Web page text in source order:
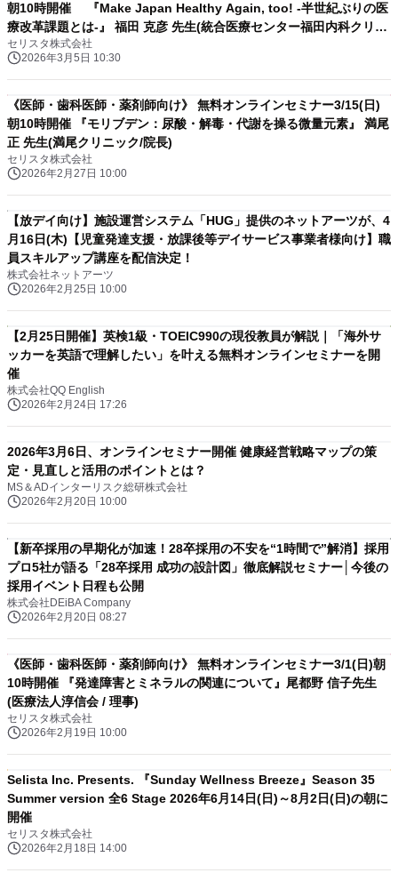
朝10時開催 『Make Japan Healthy Again, too! -半世紀ぶりの医
療改革課題とは-』 福田 克彦 先生(統合医療センター福田内科クリニ
ック / 副院長)
セリスタ株式会社
2026年3月5日 10:30
《医師・歯科医師・薬剤師向け》 無料オンラインセミナー3/15(日)
朝10時開催 『モリブデン：尿酸・解毒・代謝を操る微量元素』 満尾
正 先生(満尾クリニック/院長)
セリスタ株式会社
2026年2月27日 10:00
【放デイ向け】施設運営システム「HUG」提供のネットアーツが、4
月16日(木)【児童発達支援・放課後等デイサービス事業者様向け】職
員スキルアップ講座を配信決定！
株式会社ネットアーツ
2026年2月25日 10:00
【2月25日開催】英検1級・TOEIC990の現役教員が解説｜「海外サ
ッカーを英語で理解したい」を叶える無料オンラインセミナーを開
催
株式会社QQ English
2026年2月24日 17:26
2026年3月6日、オンラインセミナー開催 健康経営戦略マップの策
定・見直しと活用のポイントとは？
MS＆ADインターリスク総研株式会社
2026年2月20日 10:00
【新卒採用の早期化が加速！28卒採用の不安を“1時間で”解消】採用
プロ5社が語る「28卒採用 成功の設計図」徹底解説セミナー│今後の
採用イベント日程も公開
株式会社DEiBA Company
2026年2月20日 08:27
《医師・歯科医師・薬剤師向け》 無料オンラインセミナー3/1(日)朝
10時開催 『発達障害とミネラルの関連について』尾都野 信子先生
(医療法人淳信会 / 理事)
セリスタ株式会社
2026年2月19日 10:00
Selista Inc. Presents. 『Sunday Wellness Breeze』Season 35
Summer version 全6 Stage 2026年6月14日(日)～8月2日(日)の朝に
開催
セリスタ株式会社
2026年2月18日 14:00